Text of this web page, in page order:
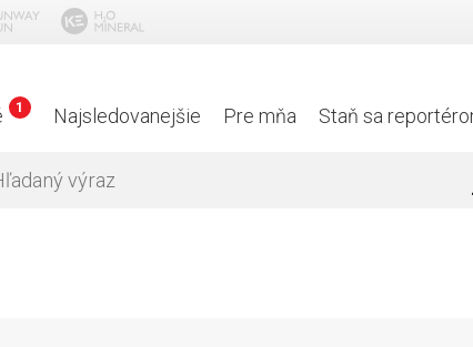
1 Najsledovanejšie Pre mňa Staň sa